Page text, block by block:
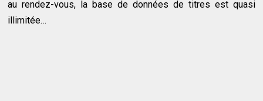
au rendez-vous, la base de données de titres est quasi
illimitée…